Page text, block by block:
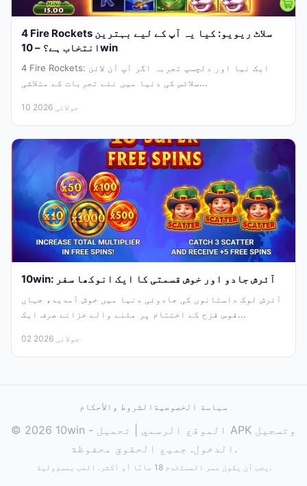
4 Fire Rockets سلاٹ ریویو: کیا یہ آپ کے لیے بہترین
انتخاب ہے؟ – 10win
4 Fire Rockets: ایک نیا اور دلچسپ تجربہ اگر آپ آن لائن
سلاٹس کی دنیا میں نئے تجربات کے متلاشی...
10 جولائی 2026
10win: آئرش جادو اور خوش قسمتی کا ایک انوکھا سفر
آئرش لوک داستانوں کی جادوئی دنیا میں خوش آمدید، جہاں
قوس قزح کے اختتام پر ملنے والے خزانے صرف ایک...
02 جولائی 2026
الشروط والأحكام سياسة الخصوصية
© 2026 10win - الموقع الرسمي | تحميل APK وتسجيل
الدخول. جميع الحقوق محفوظة.
يجب أن يكون عمر المستخدم 18 عامًا أو أكثر. العب بمسؤولية.